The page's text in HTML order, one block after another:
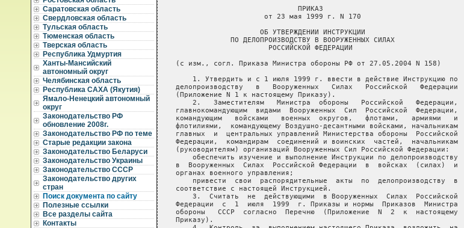
Саратовская область
Свердловская область
Тульская область
Тюменская область
Тверская область
Республика Удмуртия
Ханты-Мансийский
автономный округ
Челябинская область
Республика САХА (Якутия)
Ямало-Ненецкий автономный
округ
Законодательство РФ
обновление 2008г.
Законодательство РФ по теме
Старые редакции закона
Законодательство Беларуси
Законодательство Украины
Законодательство СССР
Законодательство других
стран
Поиск документа по сайту
Полезные ссылки
Все разделы сайта
Контакты